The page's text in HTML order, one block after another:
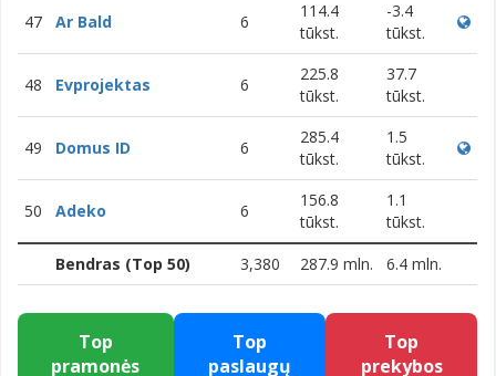
47 Ar Bald 6
114.4
tūkst.
-3.4
tūkst.
48 Evprojektas 6
225.8
tūkst.
37.7
tūkst.
49 Domus ID 6
285.4
tūkst.
1.5
tūkst.
50 Adeko 6
156.8
tūkst.
1.1
tūkst.
Bendras (Top 50)
3,380 287.9 mln. 6.4 mln.
Top
pramonės
Top
paslaugų
Top
prekybos